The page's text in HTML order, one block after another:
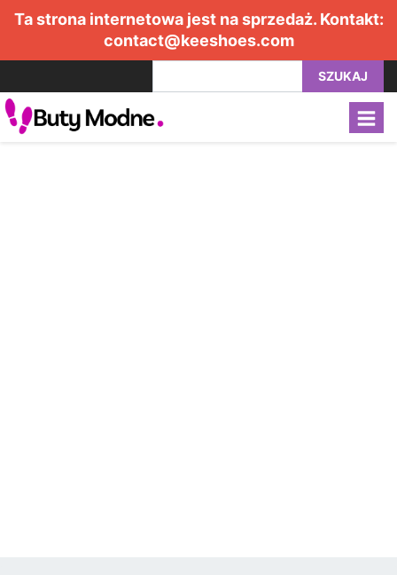
Ta strona internetowa jest na sprzedaż. Kontakt:
contact@keeshoes.com
SZUKAJ